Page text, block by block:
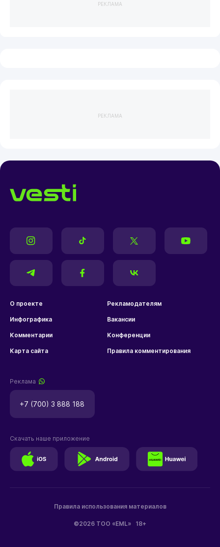
РЕКЛАМА
РЕКЛАМА
О проекте Рекламодателям
Инфографика Вакансии
Комментарии Конференции
Карта сайта Правила комментирования
Реклама
+7 (700) 3 888 188
©2026 ТОО «EML» 18+
Правила использования материалов
Скачать наше приложение